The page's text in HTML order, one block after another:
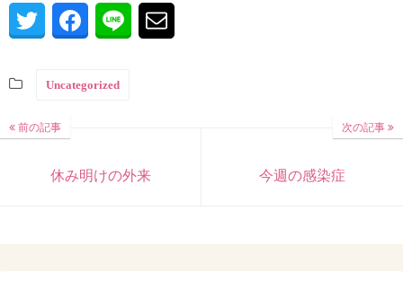
Uncategorized
前の記事
休み明けの外来
次の記事
今週の感染症